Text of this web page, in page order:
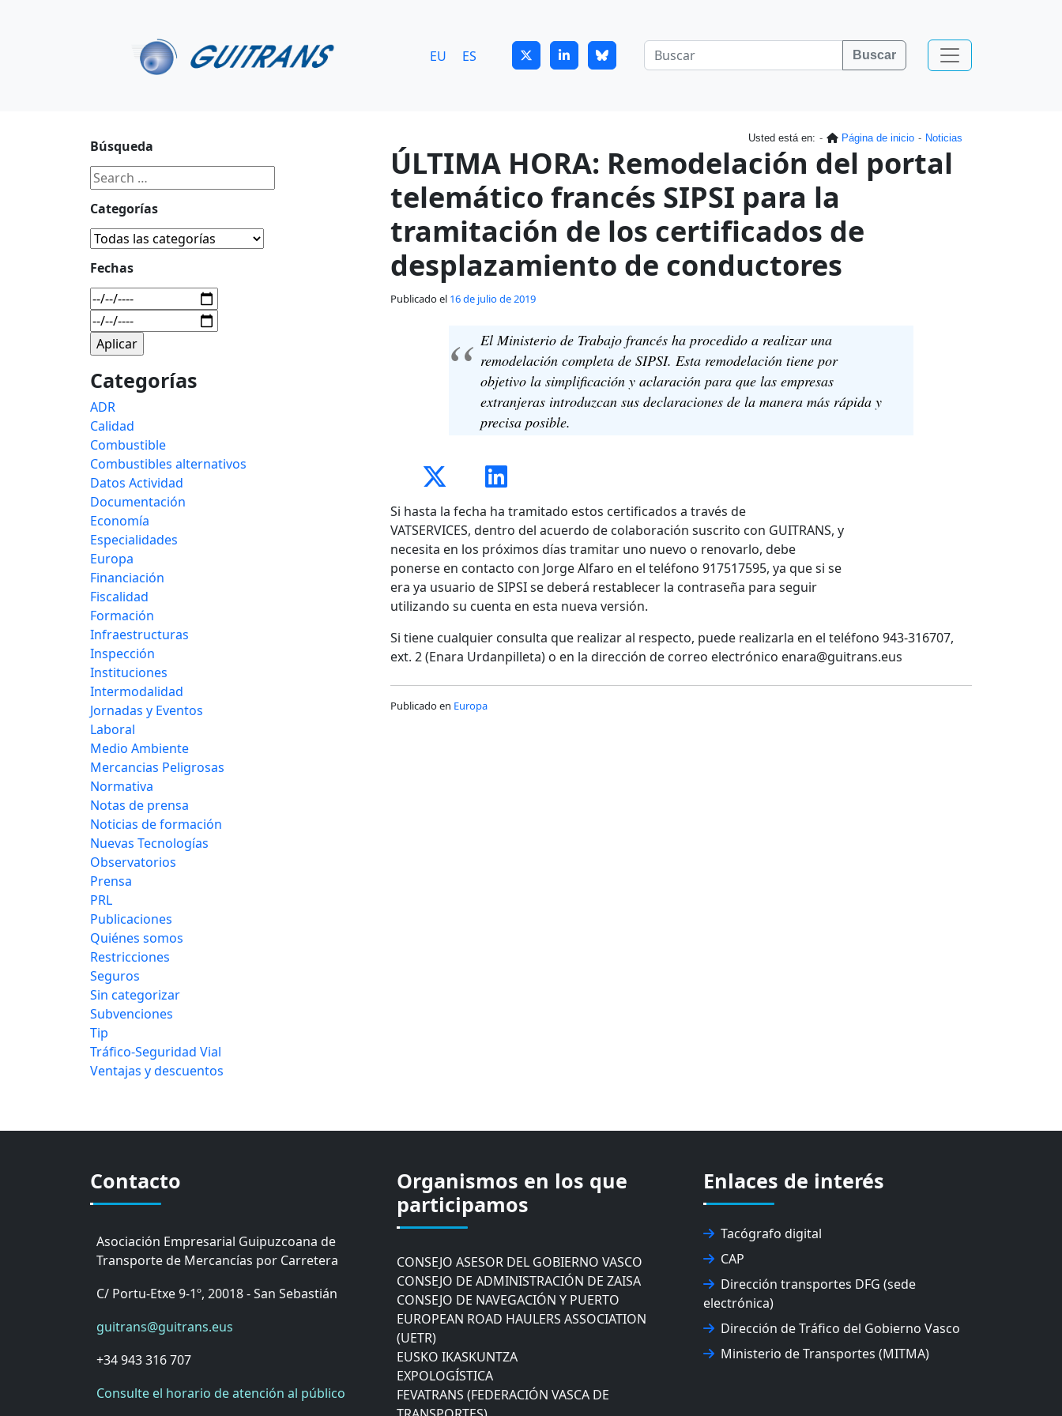
EU ES Buscar
Usted está en: Página de inicio Noticias
ÚLTIMA HORA: Remodelación del portal
telemático francés SIPSI para la
tramitación de los certificados de
desplazamiento de conductores
Publicado el 16 de julio de 2019
El Ministerio de Trabajo francés ha procedido a realizar una
remodelación completa de SIPSI. Esta remodelación tiene por
objetivo la simplificación y aclaración para que las empresas
extranjeras introduzcan sus declaraciones de la manera más rápida y
precisa posible.
Si hasta la fecha ha tramitado estos certificados a través de
VATSERVICES, dentro del acuerdo de colaboración suscrito con GUITRANS, y
necesita en los próximos días tramitar uno nuevo o renovarlo, debe
ponerse en contacto con Jorge Alfaro en el teléfono 917517595, ya que si se
era ya usuario de SIPSI se deberá restablecer la contraseña para seguir
utilizando su cuenta en esta nueva versión.
Si tiene cualquier consulta que realizar al respecto, puede realizarla en el teléfono 943-316707,
ext. 2 (Enara Urdanpilleta) o en la dirección de correo electrónico enara@guitrans.eus
Publicado en Europa
Búsqueda
Categorías
Fechas
Categorías
ADR
Calidad
Combustible
Combustibles alternativos
Datos Actividad
Documentación
Economía
Especialidades
Europa
Financiación
Fiscalidad
Formación
Infraestructuras
Inspección
Instituciones
Intermodalidad
Jornadas y Eventos
Laboral
Medio Ambiente
Mercancias Peligrosas
Normativa
Notas de prensa
Noticias de formación
Nuevas Tecnologías
Observatorios
Prensa
PRL
Publicaciones
Quiénes somos
Restricciones
Seguros
Sin categorizar
Subvenciones
Tip
Tráfico-Seguridad Vial
Ventajas y descuentos
Contacto
Asociación Empresarial Guipuzcoana de
Transporte de Mercancías por Carretera
C/ Portu-Etxe 9-1º, 20018 - San Sebastián
guitrans@guitrans.eus
+34 943 316 707
Consulte el horario de atención al público
Organismos en los que
participamos
CÁMARA DE COMERCIO DE GIPUZKOA
COMISIÓN ASESORA DE MOVILIDAD DEL
AYUNTAMIENTO DE DONOSTIA
CONSEJO ASESOR DEL GOBIERNO VASCO
CONSEJO DE ADMINISTRACIÓN DE ZAISA
CONSEJO DE NAVEGACIÓN Y PUERTO
EUROPEAN ROAD HAULERS ASSOCIATION
(UETR)
EUSKO IKASKUNTZA
EXPOLOGÍSTICA
FEVATRANS (FEDERACIÓN VASCA DE
TRANSPORTES)
Enlaces de interés
Tacógrafo digital
CAP
Dirección transportes DFG (sede
electrónica)
Dirección de Tráfico del Gobierno Vasco
Ministerio de Transportes (MITMA)